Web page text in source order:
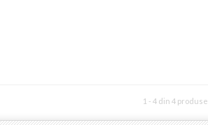
1 - 4 din 4 produse